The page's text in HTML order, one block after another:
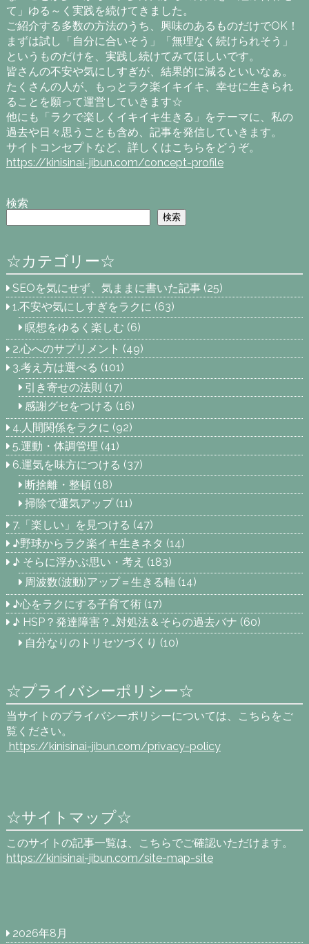
て」ゆる～く実践を続けてきました。
ご紹介する多数の方法のうち、興味のあるものだけでOK！
まずは試し「自分に合いそう」「無理なく続けられそう」
というものだけを、実践し続けてみてほしいです。
皆さんの不安や気にしすぎが、結果的に減るといいなぁ。
たくさんの人が、もっとラク楽イキイキ、幸せに生きられ
ることを願って運営していきます☆
他にも「ラクで楽しくイキイキ生きる」をテーマに、私の
過去や日々思うことも含め、記事を発信していきます。
サイトコンセプトなど、詳しくはこちらをどうぞ。
https://kinisinai-jibun.com/concept-profile
検索
検索
☆カテゴリー☆
SEOを気にせず、気ままに書いた記事 (25)
1.不安や気にしすぎをラクに (63)
瞑想をゆるく楽しむ (6)
2.心へのサプリメント (49)
3.考え方は選べる (101)
引き寄せの法則 (17)
感謝グセをつける (16)
4.人間関係をラクに (92)
5.運動・体調管理 (41)
6.運気を味方につける (37)
断捨離・整頓(18)
掃除で運気アップ(11)
7.「楽しい」を見つける (47)
♪野球からラク楽イキ生きネタ (14)
♪ そらに浮かぶ思い・考え (183)
周波数(波動)アップ＝生きる軸 (14)
♪心をラクにする子育て術 (17)
♪ HSP？発達障害？…対処法＆そらの過去バナ (60)
自分なりのトリセツづくり (10)
☆プライバシーポリシー☆
当サイトのプライバシーポリシーについては、こちらをご
覧ください。
https://kinisinai-jibun.com/privacy-policy
☆サイトマップ☆
このサイトの記事一覧は、こちらでご確認いただけます。
https://kinisinai-jibun.com/site-map-site
2026年8月